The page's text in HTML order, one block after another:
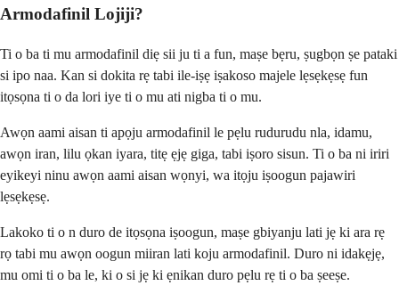
Armodafinil Lojiji?
Ti o ba ti mu armodafinil diẹ sii ju ti a fun, maṣe bẹru, ṣugbọn ṣe pataki
si ipo naa. Kan si dokita rẹ tabi ile-iṣẹ iṣakoso majele lẹsẹkẹsẹ fun
itọsọna ti o da lori iye ti o mu ati nigba ti o mu.
Awọn aami aisan ti apọju armodafinil le pẹlu rudurudu nla, idamu,
awọn iran, lilu ọkan iyara, titẹ ẹjẹ giga, tabi iṣoro sisun. Ti o ba ni iriri
eyikeyi ninu awọn aami aisan wọnyi, wa itọju iṣoogun pajawiri
lẹsẹkẹsẹ.
Lakoko ti o n duro de itọsọna iṣoogun, maṣe gbiyanju lati jẹ ki ara rẹ
rọ tabi mu awọn oogun miiran lati koju armodafinil. Duro ni idakẹjẹ,
mu omi ti o ba le, ki o si jẹ ki ẹnikan duro pẹlu rẹ ti o ba ṣeeṣe.